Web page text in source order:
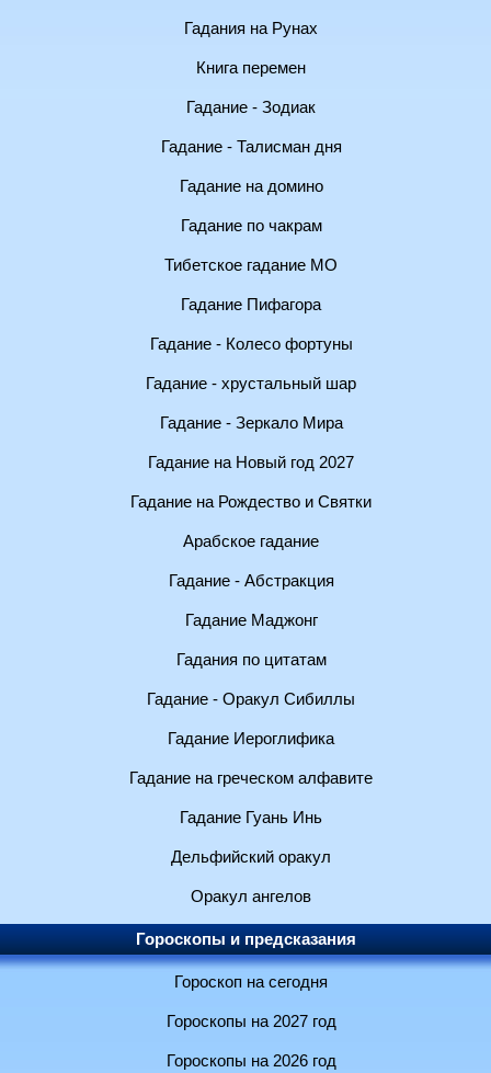
Гадания на Рунах
Книга перемен
Гадание - Зодиак
Гадание - Талисман дня
Гадание на домино
Гадание по чакрам
Тибетское гадание МО
Гадание Пифагора
Гадание - Колесо фортуны
Гадание - хрустальный шар
Гадание - Зеркало Мира
Гадание на Новый год 2027
Гадание на Рождество и Святки
Арабское гадание
Гадание - Абстракция
Гадание Маджонг
Гадания по цитатам
Гадание - Оракул Сибиллы
Гадание Иероглифика
Гадание на греческом алфавите
Гадание Гуань Инь
Дельфийский оракул
Оракул ангелов
Гороскопы и предсказания
Гороскоп на сегодня
Гороскопы на 2027 год
Гороскопы на 2026 год